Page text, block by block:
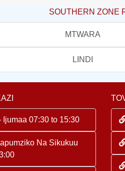
SOUTHERN ZONE
MTWARA
LINDI
Ijumaa 07:30 to 15:30
Na Sikukuu